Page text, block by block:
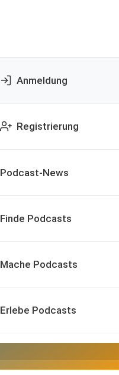
Anmeldung
Registrierung
Podcast-News
Finde Podcasts
Mache Podcasts
Erlebe Podcasts